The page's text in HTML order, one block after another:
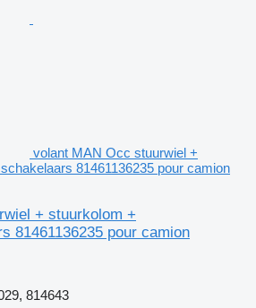
volant MAN Occ stuurwiel +
81461136235 pour camion
+ stuurkolom +
81461136235 pour camion
814643